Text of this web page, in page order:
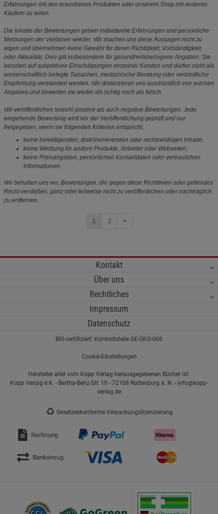
Erfahrungen mit den erworbenen Produkten oder unserem Shop mit anderen
Käufern zu teilen.
Die Inhalte der Bewertungen geben individuelle Erfahrungen und persönliche
Meinungen der Verfasser wieder. Wir machen uns diese Aussagen nicht zu
eigen und übernehmen keine Gewähr für deren Richtigkeit, Vollständigkeit
oder Aktualität. Dies gilt insbesondere für gesundheitsbezogene Angaben: Sie
beruhen auf subjektiven Einschätzungen einzelner Kunden und dürfen nicht als
wissenschaftlich belegte Tatsachen, medizinische Beratung oder verbindliche
Empfehlung verstanden werden. Wir distanzieren uns ausdrücklich von solchen
Angaben und bewerten sie weder als richtig noch als falsch.
Wir veröffentlichen sowohl positive als auch negative Bewertungen. Jede
eingehende Bewertung wird vor der Veröffentlichung geprüft und nur
freigegeben, wenn sie folgenden Kriterien entspricht:
keine beleidigenden, diskriminierenden oder rechtswidrigen Inhalte,
keine Werbung für andere Produkte, Anbieter oder Webseiten,
keine Preisangaben, persönlichen Kontaktdaten oder vertraulichen
Informationen.
Wir behalten uns vor, Bewertungen, die gegen diese Richtlinien oder geltendes
Recht verstoßen, ganz oder teilweise nicht zu veröffentlichen oder nachträglich
zu entfernen.
1 2 >
Kontakt
Über uns
Rechtliches
Impressum
Datenschutz
BIO-zertifiziert: Kontrollstelle DE-ÖKO-006
Cookie-Einstellungen
Hersteller aller vom Kopp Verlag herausgegebenen Bücher ist:
Kopp Verlag e.K. - Bertha-Benz-Str. 10 - 72108 Rottenburg a. N. - info@kopp-
verlag.de
♻ Gesetzeskonforme Verpackungslizenzierung